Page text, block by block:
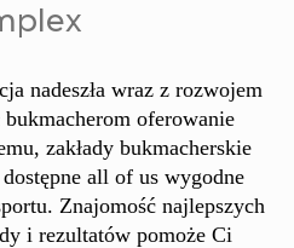
nadeszła wraz z rozwojem
oferowanie
zakłady bukmacherskie
all of us wygodne
Znajomość najlepszych
i rezultatów pomoże Ci